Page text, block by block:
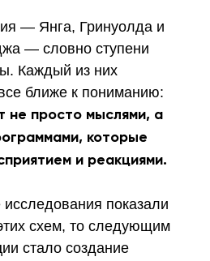
— Янга, Гринуолда и
— словно ступени
Каждый из них
ближе к пониманию:
не просто мыслями, а
которые
и реакциями.
показали
схем, то следующим
стало создание